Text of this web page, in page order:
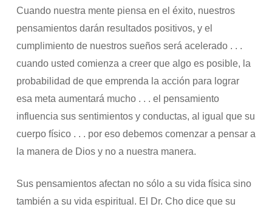
Cuando nuestra mente piensa en el éxito, nuestros
pensamientos darán resultados positivos, y el
cumplimiento de nuestros sueños será acelerado . . .
cuando usted comienza a creer que algo es posible, la
probabilidad de que emprenda la acción para lograr
esa meta aumentará mucho . . . el pensamiento
influencia sus sentimientos y conductas, al igual que su
cuerpo físico . . . por eso debemos comenzar a pensar a
la manera de Dios y no a nuestra manera.
Sus pensamientos afectan no sólo a su vida física sino
también a su vida espiritual. El Dr. Cho dice que su